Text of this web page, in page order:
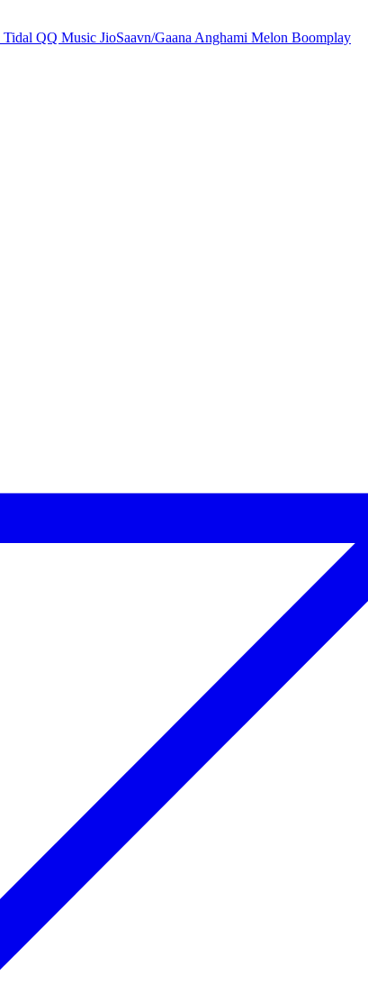
Tidal QQ Music JioSaavn/Gaana Anghami Melon Boomplay